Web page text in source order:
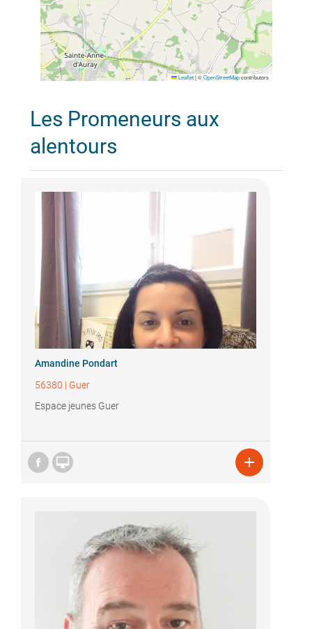
Leaflet |©OpenStreetMapcontributors
Les Promeneurs aux
alentours
Amandine Pondart
56380 | Guer
Espace jeunes Guer
 